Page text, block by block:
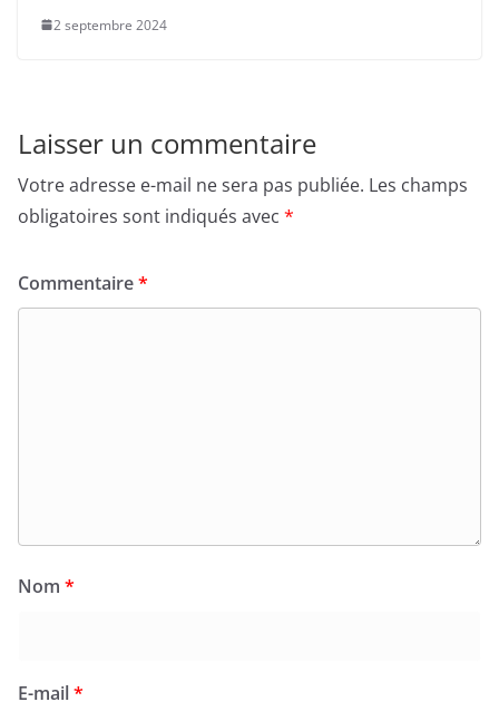
2 septembre 2024
Laisser un commentaire
Votre adresse e-mail ne sera pas publiée. Les champs
obligatoires sont indiqués avec *
Commentaire*
Nom *
E-mail*